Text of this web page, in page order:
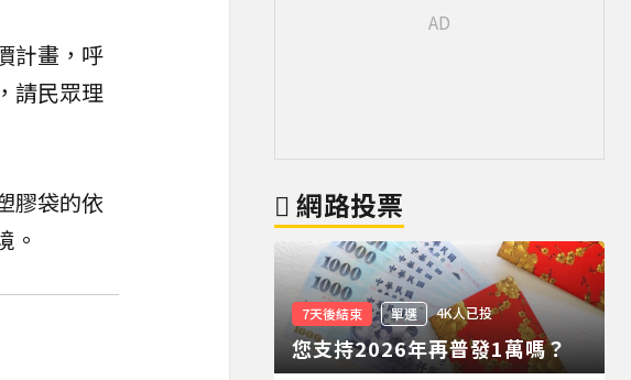
計畫，呼
請民眾理
膠袋的依
。
網路投票
7天後結束 單選 4K人已投
您支持2026年再普發1萬嗎？